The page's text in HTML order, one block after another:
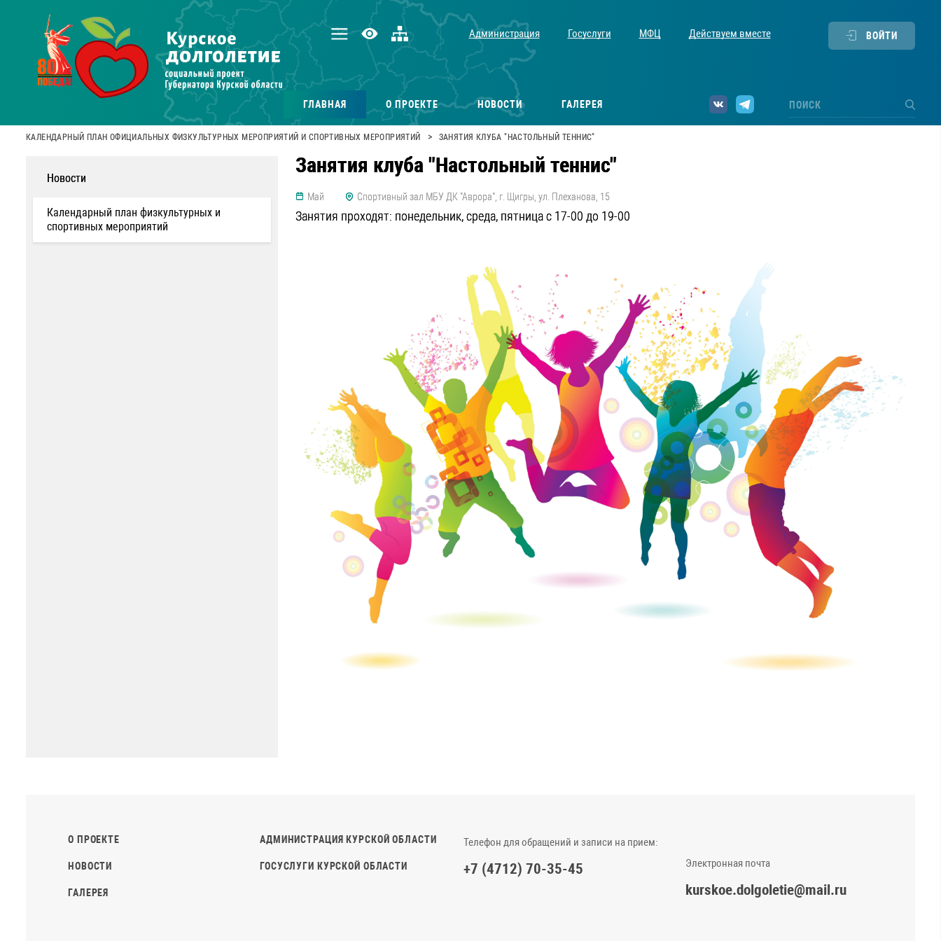
Администрация Госуслуги МФЦ Действуем вместе ВОЙТИ
ГЛАВНАЯ О ПРОЕКТЕ НОВОСТИ ГАЛЕРЕЯ
КАЛЕНДАРНЫЙ ПЛАН ОФИЦИАЛЬНЫХ ФИЗКУЛЬТУРНЫХ МЕРОПРИЯТИЙ И СПОРТИВНЫХ МЕРОПРИЯТИЙ > ЗАНЯТИЯ КЛУБА "НАСТОЛЬНЫЙ ТЕННИС"
Новости
Календарный план физкультурных и
спортивных мероприятий
Занятия клуба "Настольный теннис"
Май Спортивный зал МБУ ДК "Аврора", г. Щигры, ул. Плеханова, 15
Занятия проходят: понедельник, среда, пятница с 17-00 до 19-00
О ПРОЕКТЕ
НОВОСТИ
ГАЛЕРЕЯ
АДМИНИСТРАЦИЯ КУРСКОЙ ОБЛАСТИ
ГОСУСЛУГИ КУРСКОЙ ОБЛАСТИ
Телефон для обращений и записи на прием:
+7 (4712) 70-35-45 Электронная почта
kurskoe.dolgoletie@mail.ru